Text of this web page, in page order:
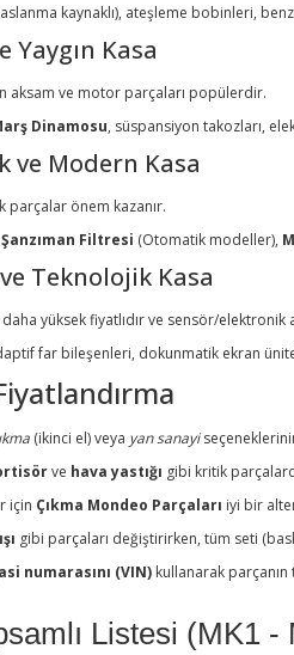
kaynaklı), ateşleme bobinleri,
Yaygın Kasa
aksam ve motor parçaları popülerdir.
Dinamosu, süspansiyon takozları,
ve Modern Kasa
parçalar önem kazanır.
Filtresi (Otomatik modeller),
Teknolojik Kasa
yüksek fiyatlıdır ve sensör/elektronik
far bileşenleri, dokunmatik ekran
(ikinci el) veya yan sanayi
ve hava yastığı gibi kritik
için Çıkma Mondeo Parçaları iyi bir
gibi parçaları değiştirirken, tüm seti
numarasını (VIN) kullanarak parçanın
Listesi (MK1 -